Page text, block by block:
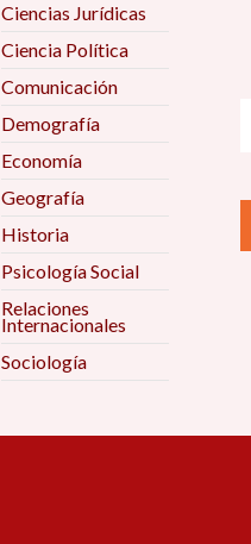
Ciencias Jurídicas
Ciencia Política
Comunicación
Demografía
Economía
Geografía
Historia
Psicología Social
Relaciones
Internacionales
Sociología